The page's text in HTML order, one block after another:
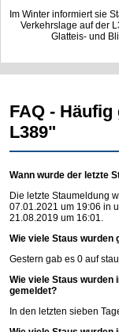
Im Winter informiert sie
Verkehrslage auf der
Glatteis- und
FAQ -
L389"
Wann wurde der letzte
Die letzte Staumeldung
07.01.2021 um 19:06 in
21.08.2019 um 16:01.
Wie viele Staus wurden
Gestern gab es 0 auf
Wie viele Staus wurden
gemeldet?
In den letzten sieben